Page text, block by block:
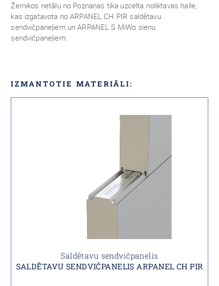
Žernikos netālu no Poznaņas tika uzcelta noliktavas halle,
kas izgatavota no ARPANEL CH PIR saldētavu
sendvičpaneļiem un ARPANEL S MiWo sienu
sendvičpaneļiem.
IZMANTOTIE MATERIĀLI:
Saldētavu sendvičpanelis
SALDĒTAVU SENDVIČPANELIS ARPANEL CH PIR